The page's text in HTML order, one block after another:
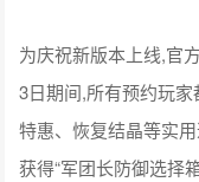
为庆祝新版本上线,官
3日期间,所有预约玩
特惠、恢复结晶等实
获得“军团长防御选择